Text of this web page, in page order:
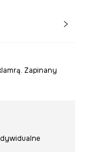
Zapinany